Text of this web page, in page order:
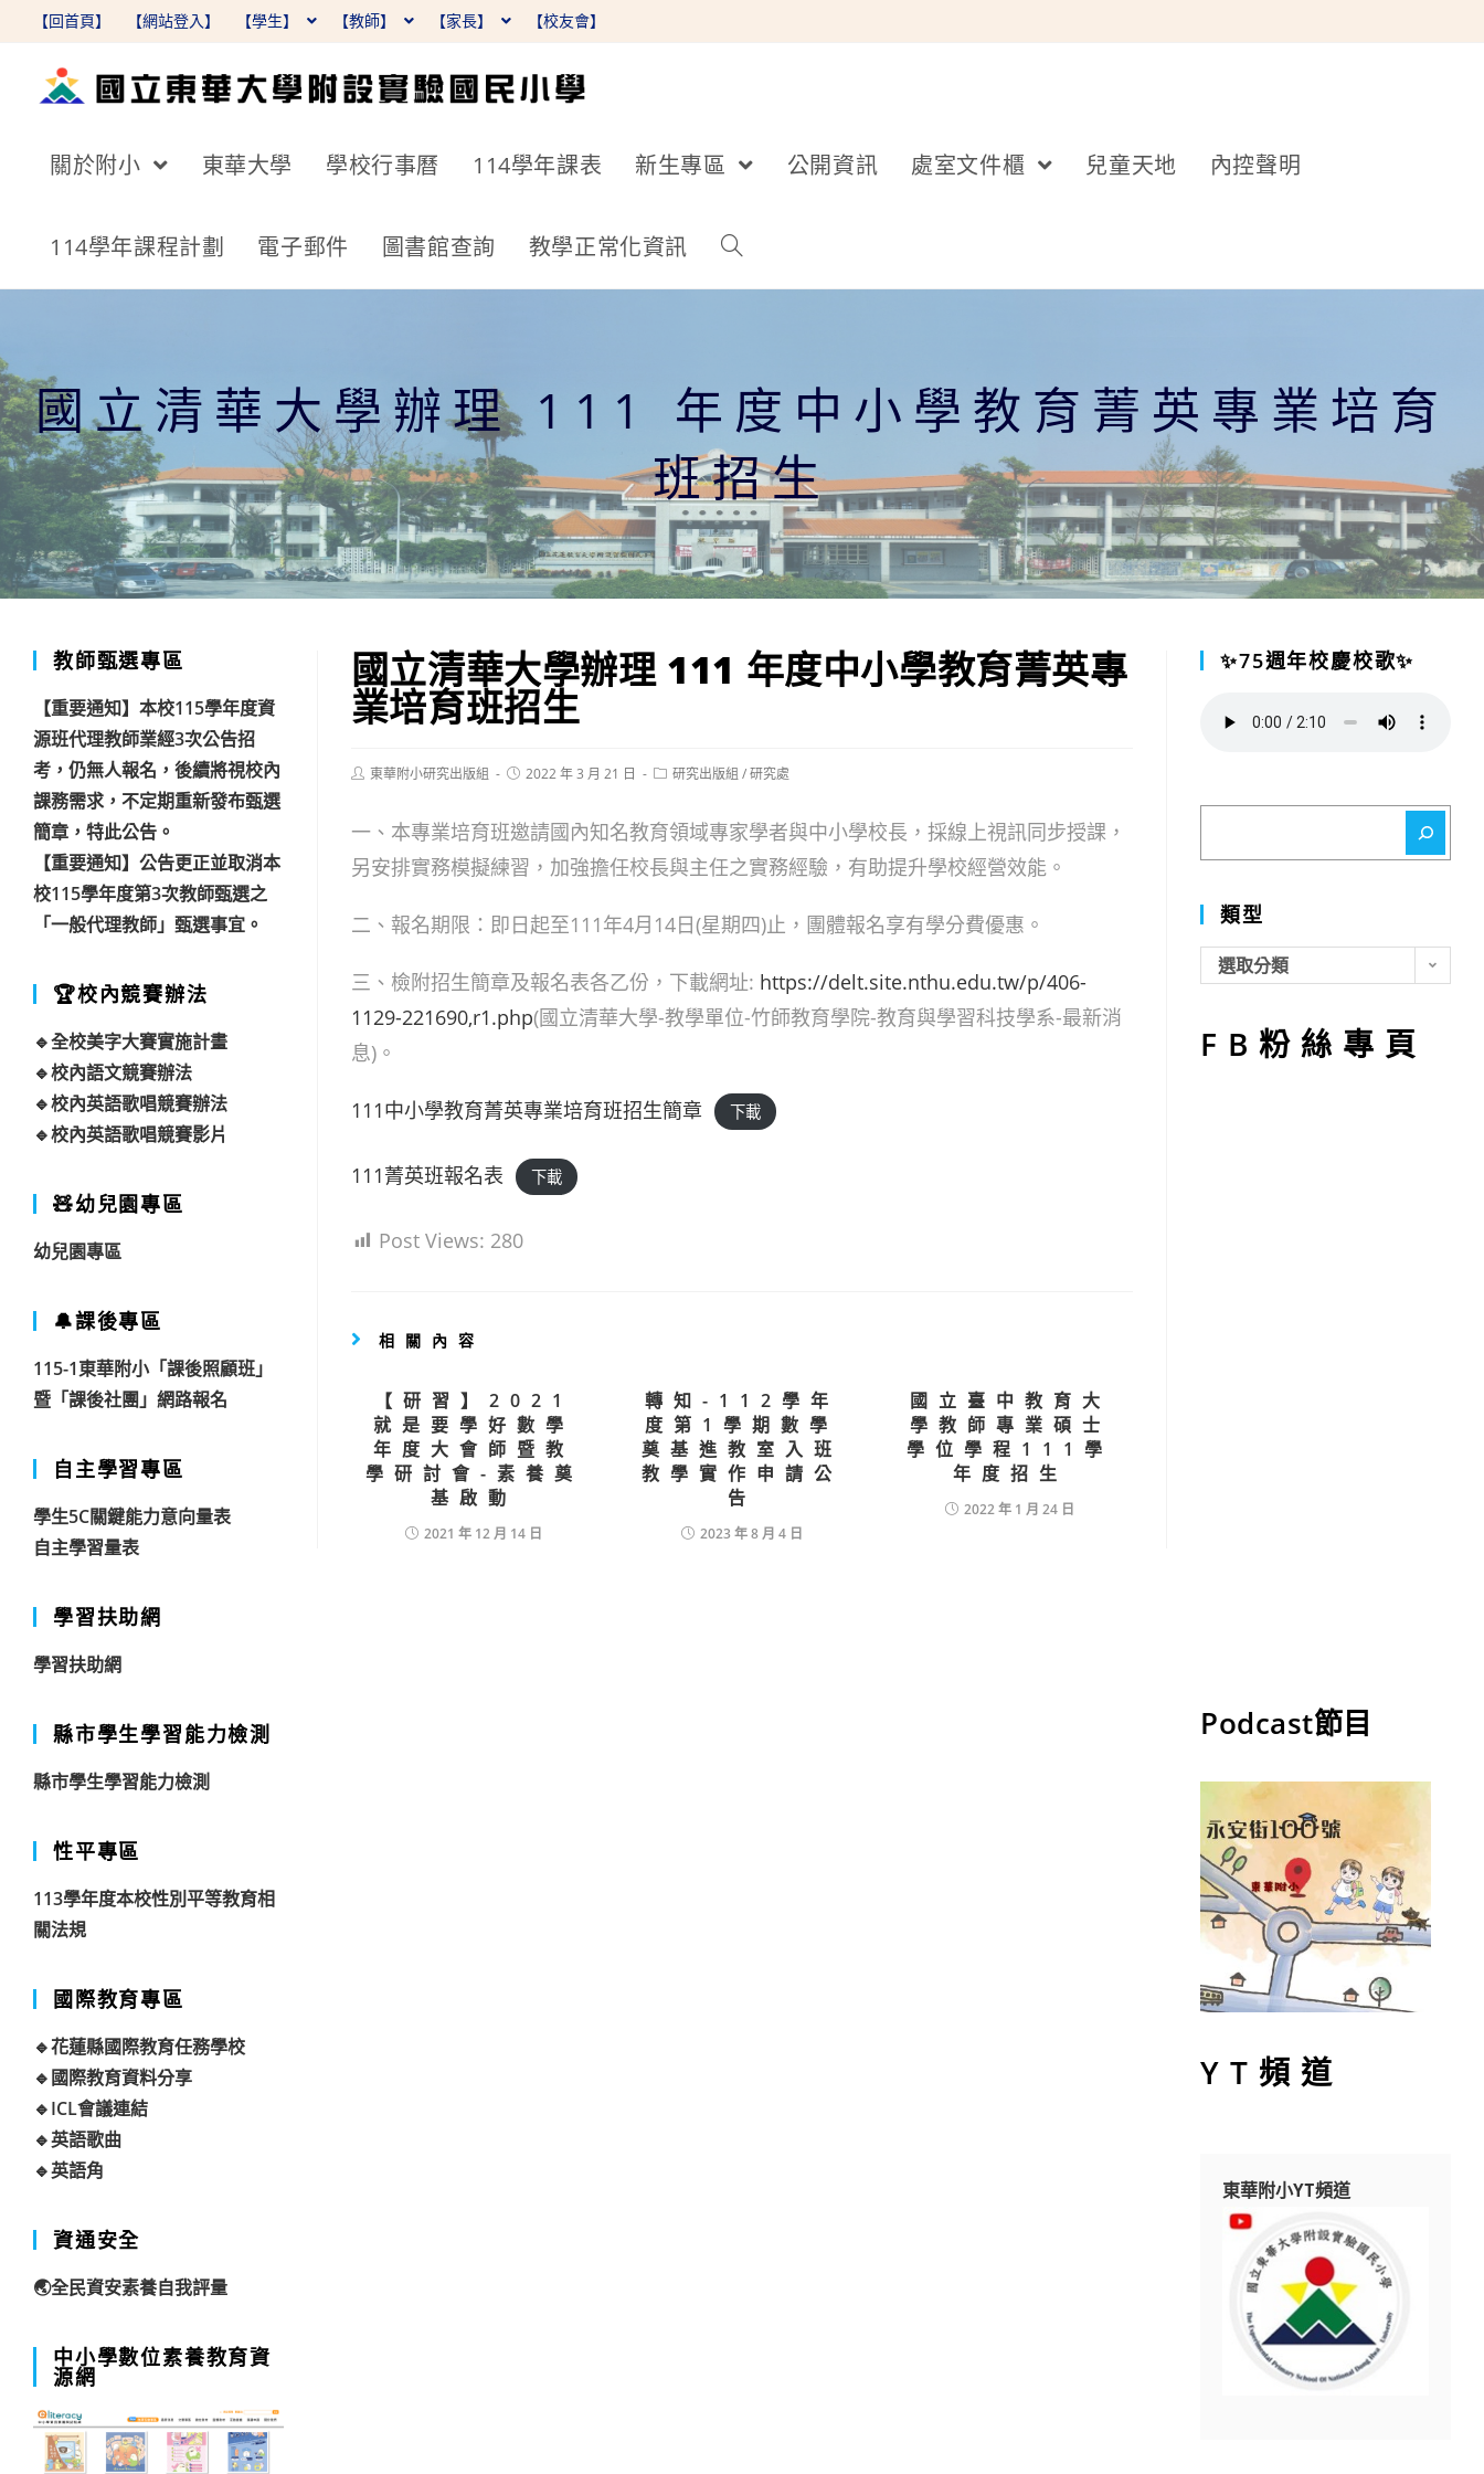
【回首頁】 【網站登入】 【學生】 【教師】 【家長】 【校友會】
關於附小 東華大學 學校行事曆 114學年課表 新生專區 公開資訊 處室文件櫃 兒童天地 內控聲明
114學年課程計劃 電子郵件 圖書館查詢 教學正常化資訊
國立清華大學辦理 111 年度中小學教育菁英專業培育
班招生
國立清華大學辦理 111 年度中小學教育菁英專
業培育班招生
Post東華附小研究出版組
Post2022 年 3 月 21 日
Post研究出版組 /研究處
一、本專業培育班邀請國內知名教育領域專家學者與中小學校長，採線上視訊同步授課，
另安排實務模擬練習，加強擔任校長與主任之實務經驗，有助提升學校經營效能。
二、報名期限：即日起至111年4月14日(星期四)止，團體報名享有學分費優惠。
三、檢附招生簡章及報名表各乙份，下載網址: https://delt.site.nthu.edu.tw/p/406-
1129-221690,r1.php(國立清華大學-教學單位-竹師教育學院-教育與學習科技學系-最新消
息)。
111中小學教育菁英專業培育班招生簡章 下載
111菁英班報名表 下載
Post Views: 280
相關內容
【研習】2021
就是要學好數學
年度大會師暨教
學研討會-素養奠
基啟動
2021 年 12 月 14 日
轉知-112學年
度第1學期數學
奠基進教室入班
教學實作申請公
告
2023 年 8 月 4 日
國立臺中教育大
學教師專業碩士
學位學程111學
年度招生
2022 年 1 月 24 日
教師甄選專區
【重要通知】本校115學年度資
源班代理教師業經3次公告招
考，仍無人報名，後續將視校內
課務需求，不定期重新發布甄選
簡章，特此公告。
【重要通知】公告更正並取消本
校115學年度第3次教師甄選之
「一般代理教師」甄選事宜。
🏆校內競賽辦法
🔹全校美字大賽實施計畫
🔹校內語文競賽辦法
🔹校內英語歌唱競賽辦法
🔹校內英語歌唱競賽影片
🧸幼兒園專區
幼兒園專區
🔔課後專區
115-1東華附小「課後照顧班」
暨「課後社團」網路報名
自主學習專區
學生5C關鍵能力意向量表
自主學習量表
學習扶助網
學習扶助網
縣市學生學習能力檢測
縣市學生學習能力檢測
性平專區
113學年度本校性別平等教育相
關法規
國際教育專區
🔹花蓮縣國際教育任務學校
🔹國際教育資料分享
🔹ICL會議連結
🔹英語歌曲
🔹英語角
資通安全
🌏全民資安素養自我評量
中小學數位素養教育資
源網
✨75週年校慶校歌✨
類型
型
選取分類
FB粉絲專頁
Podcast節目
YT頻道
東華附小YT頻道